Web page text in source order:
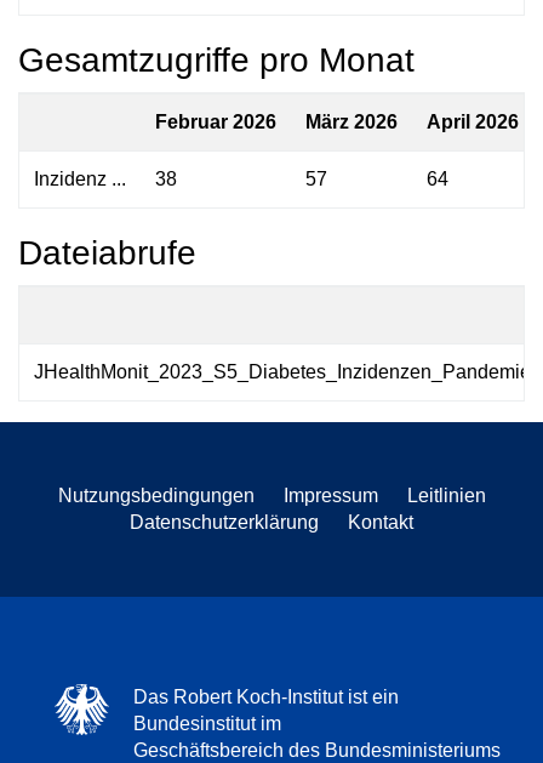
Gesamtzugriffe pro Monat
Februar 2026 März 2026 April 2026
Inzidenz ... 38 57 64
Dateiabrufe
Nutzungsbedingungen Impressum
Leitlinien
Datenschutzerklärung
Kontakt
Das Robert Koch-Institut ist ein
Bundesinstitut im
Geschäftsbereich des Bundesministeriums